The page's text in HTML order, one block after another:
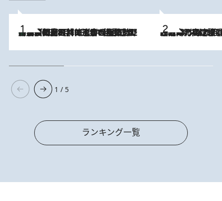
2026.8.8
「最後に見られてよかった」上野動物園の東園パンダ舎が解体前に特別公開。8月16日まで延長されたパネル展と共に辿る“半世紀”のパンダ飼育《解体工事の図面あり》 2026.8.7
「湘南乃風に憧れて」観客大盛上がりの“タオル回し”に、ラッパー顔負けの高速歌唱まで…さだまさし（74）のアグレッシブすぎる現在地
1 / 5
ランキング一覧